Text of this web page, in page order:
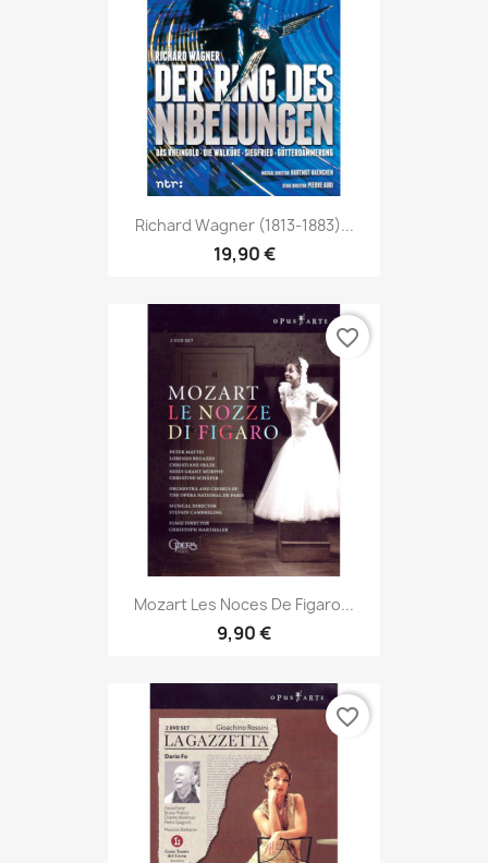
Richard Wagner (1813-1883)...
19,90 €
Mozart Les Noces De Figaro...
9,90 €
favorite_border
favorite_border